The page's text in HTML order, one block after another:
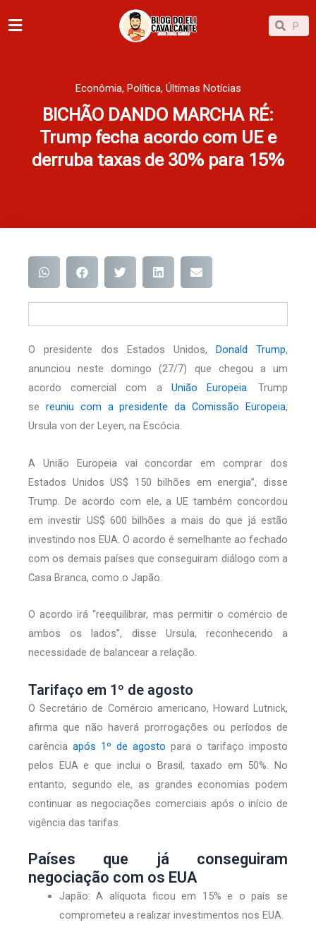
para
Pesquisar
Econômia, Política, Últimas Notícias
BICHÃO DANDO MARCHA RÉ:
Trump fecha acordo com UE e
derruba taxas de 30% para 15%
O presidente dos Estados Unidos, Donald Trump,
anunciou neste domingo (27/7) que chegou a um
acordo comercial com a União Europeia. Trump
se reuniu com a presidente da Comissão Europeia,
Ursula von der Leyen, na Escócia.
A União Europeia vai concordar em comprar dos
Estados Unidos US$ 150 bilhões em energia”, disse
Trump. De acordo com ele, a UE também concordou
em investir US$ 600 bilhões a mais do que já estão
investindo nos EUA. O acordo é semelhante ao fechado
com os demais países que conseguiram diálogo com a
Casa Branca, como o Japão.
O acordo irá “reequilibrar, mas permitir o comércio de
ambos os lados”, disse Ursula, reconhecendo a
necessidade de balancear a relação.
Tarifaço em 1º de agosto
O Secretário de Comércio americano, Howard Lutnick,
afirma que não haverá prorrogações ou períodos de
carência após 1º de agosto para o tarifaço imposto
pelos EUA e que inclui o Brasil, taxado em 50%. No
entanto, segundo ele, as grandes economias podem
continuar as negociações comerciais após o início de
vigência das tarifas.
Países que já conseguiram
negociação com os EUA
Japão: A alíquota ficou em 15% e o país se
comprometeu a realizar investimentos nos EUA.